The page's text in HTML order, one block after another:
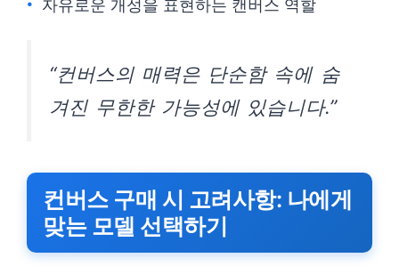
자유로운 개성을 표현하는 캔버스 역할
“컨버스의 매력은 단순함 속에 숨
겨진 무한한 가능성에 있습니다.”
컨버스 구매 시 고려사항: 나에게
맞는 모델 선택하기